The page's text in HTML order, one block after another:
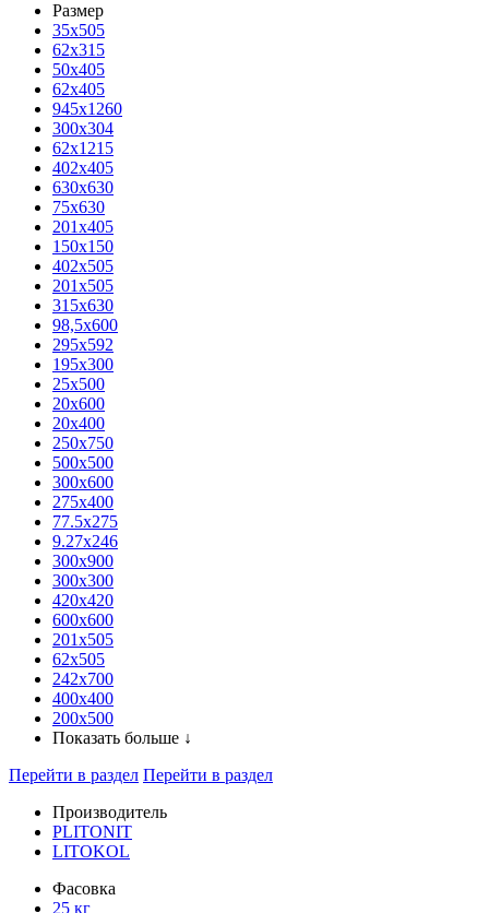
Размер
35х505
62x315
50x405
62х405
945x1260
300x304
62x1215
402x405
630x630
75x630
201x405
150x150
402x505
201x505
315x630
98,5х600
295x592
195х300
25x500
20х600
20х400
250x750
500x500
300x600
275x400
77.5х275
9.27x246
300x900
300x300
420х420
600х600
201х505
62х505
242х700
400х400
200х500
Показать больше ↓
Перейти в раздел Перейти в раздел
Производитель
PLITONIT
LITOKOL
Фасовка
25 кг